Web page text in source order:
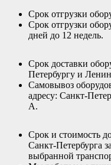
Срок отгрузки
Срок отгрузки
дней до 12 недель.
Срок доставки
Петербургу и
Самовывоз
адресу: Санкт-
А.
Срок и стоимость
Санкт-Петербурга
выбранной